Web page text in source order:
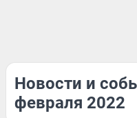
Новости и
февраля 2022